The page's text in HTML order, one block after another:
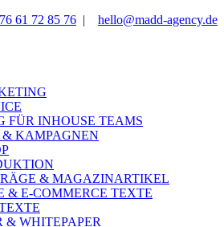
61 72 85 76 | hello@madd-agency.de
FÜR INHOUSE TEAMS
& KAMPAGNEN
& MAGAZINARTIKEL
& E-COMMERCE TEXTE
& WHITEPAPER